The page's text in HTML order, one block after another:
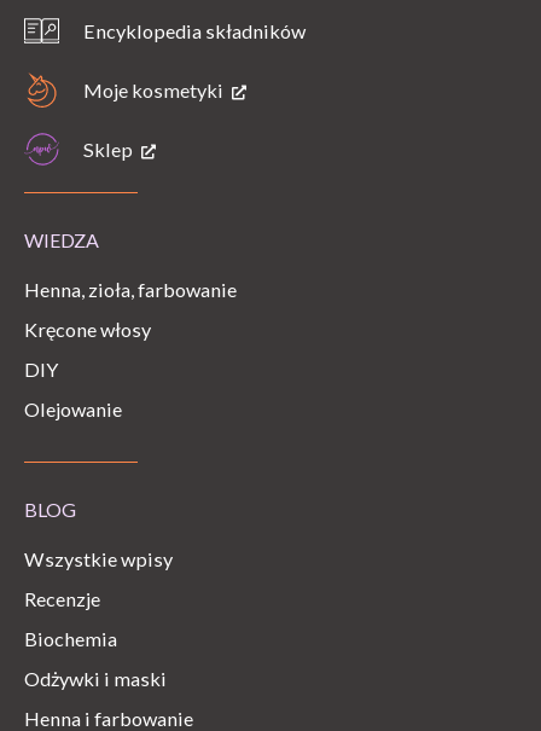
Encyklopedia składników
Moje kosmetyki
Sklep
WIEDZA
Henna, zioła, farbowanie
Kręcone włosy
DIY
Olejowanie
BLOG
Wszystkie wpisy
Recenzje
Biochemia
Odżywki i maski
Henna i farbowanie